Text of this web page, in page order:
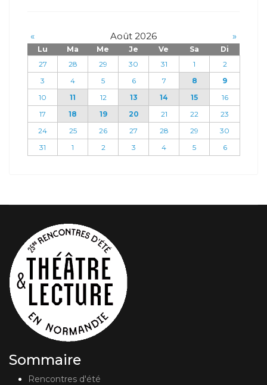
« Août 2026 »
Lu Ma Me Je Ve Sa
Di
27
28 29 30 31 1
2
3
4 5 6 7 8
9
10
11 12 13 14 15
16
17
18 19 20 21 22
23
24
25 26 27 28 29
30
31
1 2 3 4 5 6
Sommaire
Rencontres d'été